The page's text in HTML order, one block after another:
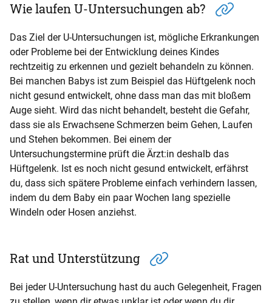
Wie laufen U-Untersuchungen ab?
Das Ziel der U-Untersuchungen ist, mögliche Erkrankungen
oder Probleme bei der Entwicklung deines Kindes
rechtzeitig zu erkennen und gezielt behandeln zu können.
Bei manchen Babys ist zum Beispiel das Hüftgelenk noch
nicht gesund entwickelt, ohne dass man das mit bloßem
Auge sieht. Wird das nicht behandelt, besteht die Gefahr,
dass sie als Erwachsene Schmerzen beim Gehen, Laufen
und Stehen bekommen. Bei einem der
Untersuchungstermine prüft die Ärzt:in deshalb das
Hüftgelenk. Ist es noch nicht gesund entwickelt, erfährst
du, dass sich spätere Probleme einfach verhindern lassen,
indem du dem Baby ein paar Wochen lang spezielle
Windeln oder Hosen anziehst.
Rat und Unterstützung
Bei jeder U-Untersuchung hast du auch Gelegenheit, Fragen